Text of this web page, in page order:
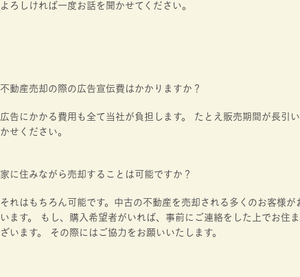
よろしければ一度お話を聞かせてください。
不動産売却の際の広告宣伝費はかかりますか？
広告にかかる費用も全て当社が負担します。 たとえ販売期間が長引
かせください。
家に住みながら売却することは可能ですか？
それはもちろん可能です。中古の不動産を売却される多くのお客様
います。 もし、購入希望者がいれば、事前にご連絡をした上でお住
ざいます。 その際にはご協力をお願いいたします。